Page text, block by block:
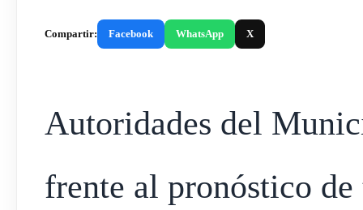
Compartir: Facebook WhatsApp X
Autoridades del
frente al pronóstico